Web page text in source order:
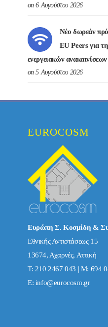
on 6 Αυγούστου 2026
Νέο δωρεάν
EU Peers για
ενεργειακών
on 5 Αυγούστου 2026
EUROCOSM
Ευρώπη Σ. Κοσμίδη &
Εθνικής Αντιστάσεως 15
13674, Αχαρνές, Αττική
Τ: 210 2467 043 | Μ: 694
E: info@eurocosm.gr